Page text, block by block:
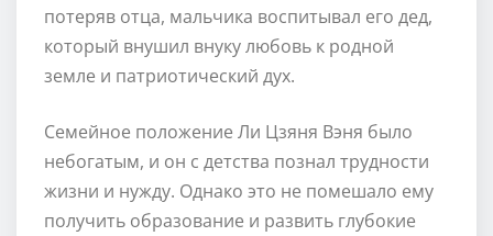
потеряв отца, мальчика воспитывал его дед,
который внушил внуку любовь к родной
земле и патриотический дух.
Семейное положение Ли Цзяня Вэня было
небогатым, и он с детства познал трудности
жизни и нужду. Однако это не помешало ему
получить образование и развить глубокие